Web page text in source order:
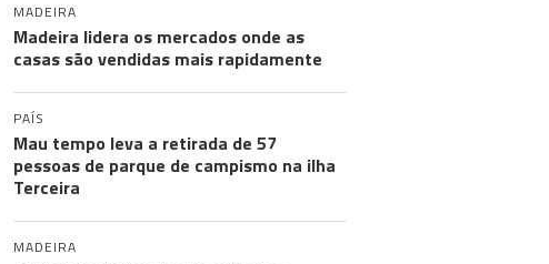
MADEIRA
Madeira lidera os mercados onde as
casas são vendidas mais rapidamente
PAÍS
Mau tempo leva a retirada de 57
pessoas de parque de campismo na ilha
Terceira
MADEIRA